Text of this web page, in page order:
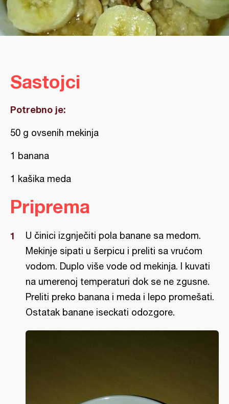
Sastojci
Potrebno je:
50 g ovsenih mekinja
1 banana
1 kašika meda
Priprema
U činici izgnječiti pola banane sa medom.
Mekinje sipati u šerpicu i preliti sa vrućom
vodom. Duplo više vode od mekinja. I kuvati
na umerenoj temperaturi dok se ne zgusne.
Preliti preko banana i meda i lepo promešati.
Ostatak banane iseckati odozgore.